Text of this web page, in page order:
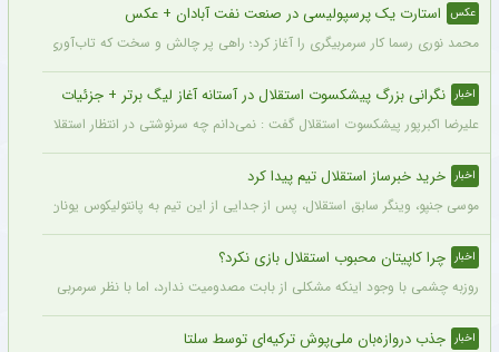
عکس استارت یک پرسپولیسی در صنعت نفت آبادان + عکس
محمد نوری رسما کار سرمربیگری را آغاز کرد؛ راهی پر چالش و سخت که تاب‌آوری بالایی
اخبار نگرانی بزرگ پیشکسوت استقلال در آستانه آغاز لیگ برتر + جزئیات
علیرضا اکبرپور پیشکسوت استقلال گفت : نمی‌دانم چه سرنوشتی در انتظار استقلال
اخبار خرید خبرساز استقلال تیم پیدا کرد
موسی جنپو، وینگر سابق استقلال، پس از جدایی از این تیم به پانتولیکوس یونان
اخبار چرا کاپیتان محبوب استقلال بازی نکرد؟
روزبه چشمی با وجود اینکه مشکلی از بابت مصدومیت ندارد، اما با نظر سرمربی استقلال
اخبار جذب دروازه‌بان ملی‌پوش ترکیه‌ای توسط سلتا